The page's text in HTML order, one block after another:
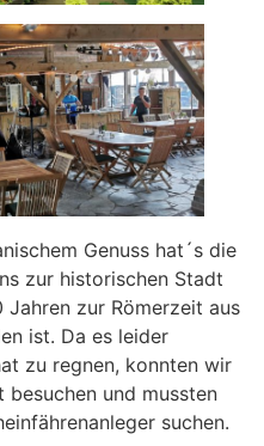
Genuss hat´s die
zur historischen Stadt
zur Römerzeit aus
ist. Da es leider
zu regnen, konnten wir
und mussten
suchen.